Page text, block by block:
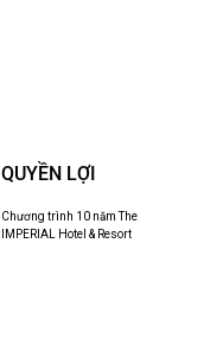
QUYỀN LỢI
Chương trình 10 năm The
IMPERIAL Hotel & Resort